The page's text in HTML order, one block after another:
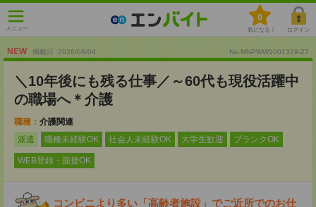
メニュー
0
気になる！ ログイン
NEW 掲載日 :2026/08/04 No.MNPWW1001329-27
＼10年後にも残る仕事／～60代も現役活躍中
の職場へ＊介護
職種： 介護関連
派遣
職種未経験OK 社会人未経験OK 大学生歓迎 ブランクOK
WEB登録・面接OK
コンビニより多い「高齢者施設」でご近所でのお仕